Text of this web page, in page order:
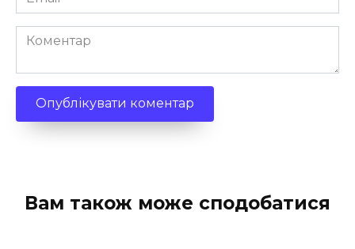
*
Коментар
Вам також може сподобатися